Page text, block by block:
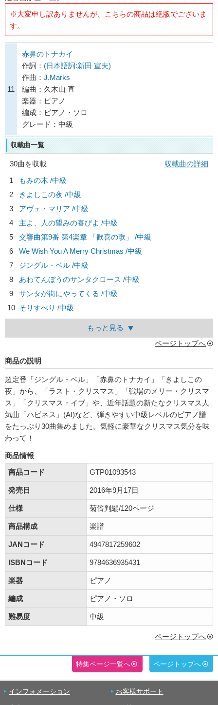
※大変申し訳ありませんが、こちらの商品は絶版でございま
す。
11
赤鼻のトナカイ
作詞： (日本語詞:新田 宣夫)
作曲： J.Marks
編曲：久木山 直
楽器：ピアノ
編成：ピアノ・ソロ
グレード：中級
収載曲一覧
30曲を収載
収載曲の詳細
1
もみの木 /中級
2
きよしこの夜 /中級
3
アヴェ・マリア /中級
4
主よ、人の望みの喜びよ /中級
5
交響曲第9番 第4楽章 「歓喜の歌」 /中級
6
We Wish You A Merry Christmas /中級
7
ジングル・ベル /中級
8
あわてんぼうのサンタクロース /中級
9
サンタが街にやってくる /中級
10 そりすべり /中級
もっと見る
ページトップへ
商品の説明
超定番「ジングル・ベル」「赤鼻のトナカイ」「きよしこの
夜」から、「ラスト・クリスマス」「戦場のメリー・クリスマ
ス」「クリスマス・イブ」や、近年話題の新たなクリスマス人
気曲「ハピネス」(AI)など、弾きやすい中級レベルのピアノ譜
をたっぷり30曲集めました。気軽に豪華なクリスマス気分を味
わって！
商品情報
商品コード
GTP01093543
発売日 2016年9月17日
仕様 菊倍判縦/120ページ
商品構成 楽譜
JANコード 4947817259602
ISBNコード 9784636935431
楽器 ピアノ
編成 ピアノ・ソロ
難易度 中級
ページトップへ
特集ページ一覧へ ページトップへ
インフォメーション お客様サポート